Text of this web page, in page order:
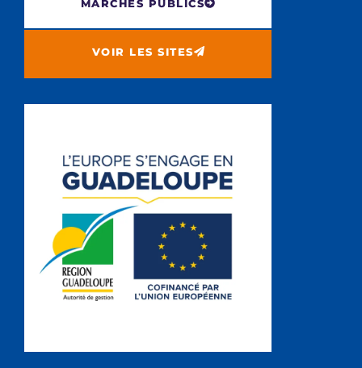
MARCHÉS PUBLICS
VOIR LES SITES